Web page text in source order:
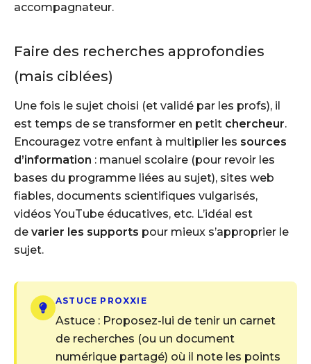
accompagnateur.
Faire des recherches approfondies
(mais ciblées)
Une fois le sujet choisi (et validé par les profs), il
est temps de se transformer en petit chercheur.
Encouragez votre enfant à multiplier les sources
d’information : manuel scolaire (pour revoir les
bases du programme liées au sujet), sites web
fiables, documents scientifiques vulgarisés,
vidéos YouTube éducatives, etc. L’idéal est
de varier les supports pour mieux s’approprier le
sujet.
ASTUCE PROXXIE
Astuce : Proposez-lui de tenir un carnet
de recherches (ou un document
numérique partagé) où il note les points